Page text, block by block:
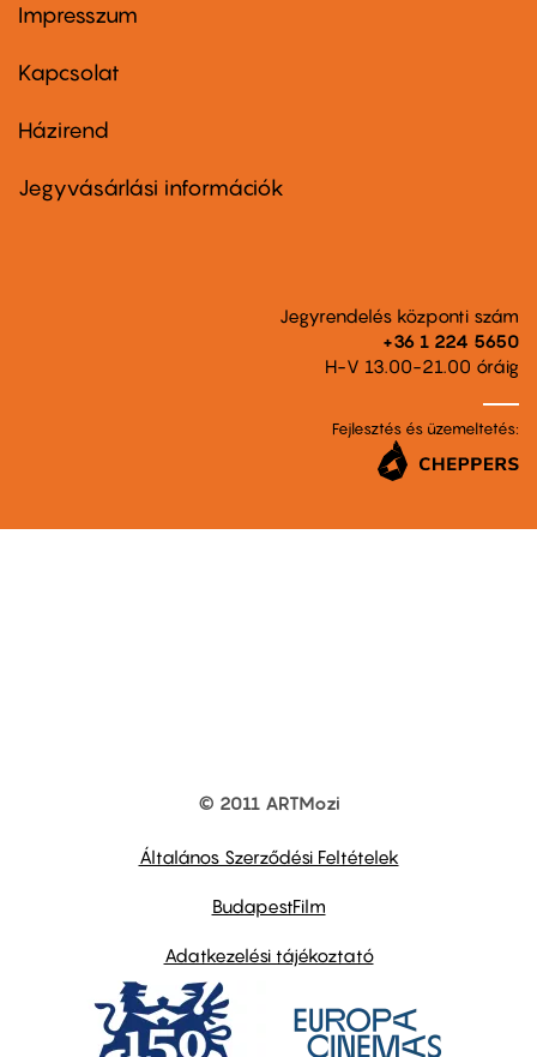
Footer
first
Impresszum
Kapcsolat
Footer
second
Házirend
Jegyvásárlási információk
Jegyrendelés központi szám
+36 1 224 5650
H-V 13.00-21.00 óráig
Fejlesztés és üzemeltetés:
© 2011 ARTMozi
Általános Szerződési Feltételek
BudapestFilm
Adatkezelési tájékoztató